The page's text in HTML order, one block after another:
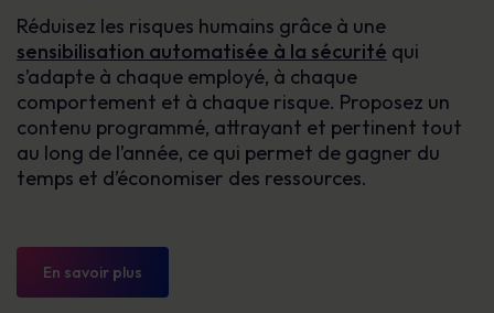
Réduisez les risques humains grâce à une
sensibilisation automatisée à la sécurité qui
s’adapte à chaque employé, à chaque
comportement et à chaque risque. Proposez un
contenu programmé, attrayant et pertinent tout
au long de l’année, ce qui permet de gagner du
temps et d’économiser des ressources.
En savoir plus